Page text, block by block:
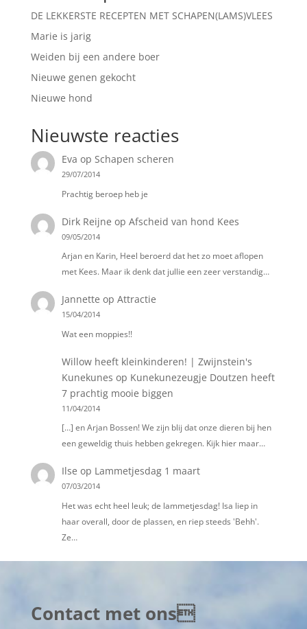
DE LEKKERSTE RECEPTEN MET SCHAPEN(LAMS)VLEES
Marie is jarig
Weiden bij een andere boer
Nieuwe genen gekocht
Nieuwe hond
Nieuwste reacties
Eva opSchapen scheren
29/07/2014
Prachtig beroep heb je
Dirk Reijne opAfscheid van hond Kees
09/05/2014
Arjan en Karin, Heel beroerd dat het zo moet aflopen
met Kees. Maar ik denk dat jullie een zeer verstandig…
Jannette opAttractie
15/04/2014
Wat een moppies!!
Willow heeft kleinkinderen! | Zwijnstein's
Kunekunes op Kunekunezeugje Doutzen heeft
7 prachtig mooie biggen
11/04/2014
[…] en Arjan Bossen! We zijn blij dat onze dieren bij hen
een geweldig thuis hebben gekregen. Kijk hier maar…
Ilse op Lammetjesdag 1 maart
07/03/2014
Het was echt heel leuk; de lammetjesdag! Isa liep in
haar overall, door de plassen, en riep steeds 'Behh'.
Ze…
Contact met ons